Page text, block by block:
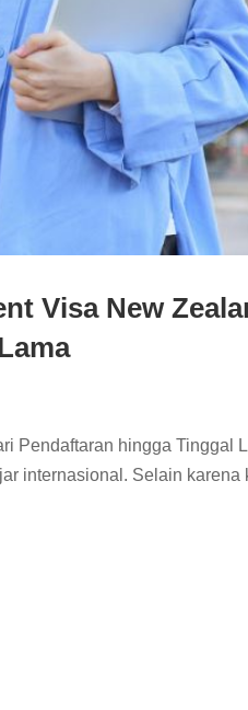
Visa New
Pendaftaran hingga Tinggal
internasional. Selain